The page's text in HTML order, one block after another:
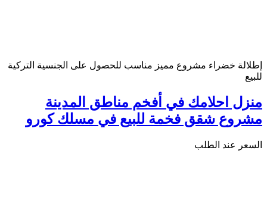
إطلالة خضراء مشروع مميز مناسب للحصول على الجنسية التركية
للبيع
منزل احلامك في أفخم مناطق المدينة
مشروع شقق فخمة للبيع في مسلك كورو
السعر عند الطلب